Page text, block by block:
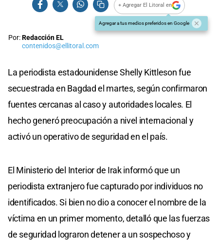
+ Agregar El Litoral en
Agregar a tus medios preferidos en Google
Por:Redacción EL
contenidos@ellitoral.com
La periodista estadounidense Shelly Kittleson fue
secuestrada en Bagdad el martes, según confirmaron
fuentes cercanas al caso y autoridades locales. El
hecho generó preocupación a nivel internacional y
activó un operativo de seguridad en el país.
El Ministerio del Interior de Irak informó que un
periodista extranjero fue capturado por individuos no
identificados. Si bien no dio a conocer el nombre de la
víctima en un primer momento, detalló que las fuerzas
de seguridad lograron detener a un sospechoso y